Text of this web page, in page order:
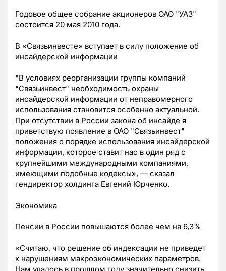
Годовое общее собрание акционеров ОАО "УАЗ"
состоится 20 мая 2010 года.
В «Связьинвесте» вступает в силу положение об
инсайдерской информации
"В условиях реорганизации группы компаний
"Связьинвест" необходимость охраны
инсайдерской информации от неправомерного
использования становится особенно актуальной.
При отсутствии в России закона об инсайде я
приветствую появление в ОАО "Связьинвест"
положения о порядке использования инсайдерской
информации, которое ставит нас в один ряд с
крупнейшими международными компаниями,
имеющими подобные кодексы», — сказал
гендиректор холдинга Евгений Юрченко.
Экономика
Пенсии в России повышаются более чем на 6,3%
«Считаю, что решение об индексации не приведет
к нарушениям макроэкономических параметров.